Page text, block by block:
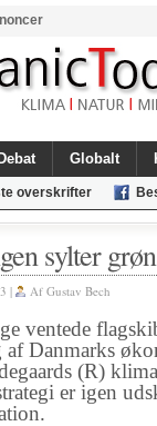
Debat Globalt
overskrifter
sylter
| Af Gustav Bech
ventede
Danmarks
(R)
er igen